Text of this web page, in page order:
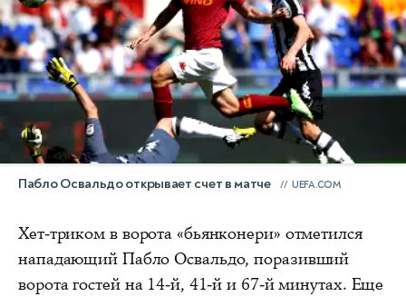
Пабло Освальдо открывает счет в матче UEFA.COM
Хет-триком в ворота «бьянконери» отметился
нападающий Пабло Освальдо, поразивший
ворота гостей на 14-й, 41-й и 67-й минутах. Еще